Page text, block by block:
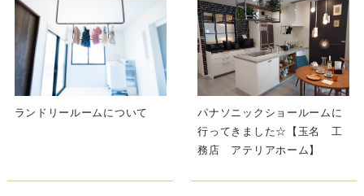
ランドリールームについて
パナソニックショールームに
行ってきました☆【玉名 工
務店 アテリアホーム】